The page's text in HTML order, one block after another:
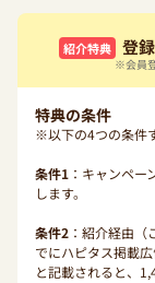
紹介特典 登
※会員
特典の条件
※以下の4つの条件
条件1 ：キャンペ
します。
条件2 ：紹介経由
でにハピタス掲載
と記載されると、